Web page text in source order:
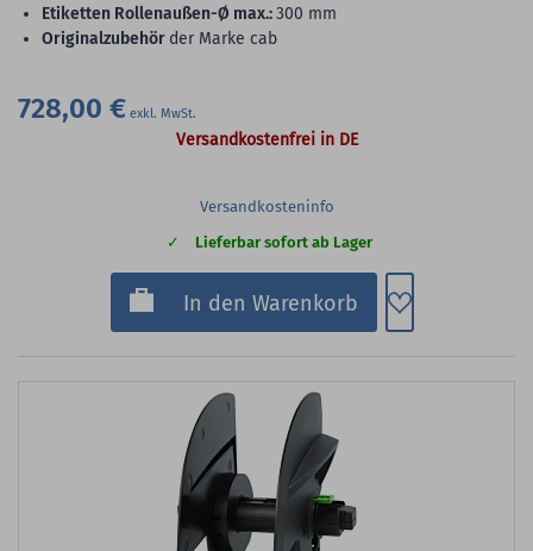
Etiketten Rollenaußen-Ø max.:300 mm
Originalzubehör der Marke cab
728,00 €
Versandkostenfrei in DE
Versandkosteninfo
Lieferbar sofort ab Lager
In den Warenkorb Zum